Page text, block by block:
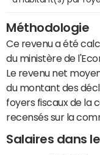
Méthodologie
Ce revenu a été
du ministère de
Le revenu net
du montant des
foyers fiscaux de la
recensés sur la
Salaires dans